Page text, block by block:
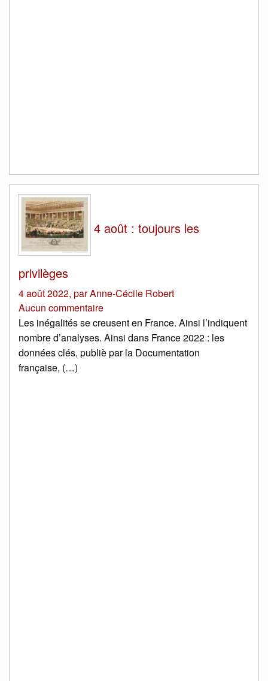
4 août : toujours les
privilèges
4 août 2022, parAnne-Cécile Robert
Aucun commentaire
Les inégalités se creusent en France. Ainsi l’indiquent
nombre d’analyses. Ainsi dans France 2022 : les
données clés, publiè par la Documentation
française, (…)